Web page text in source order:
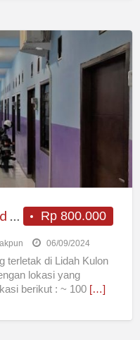
Rp 800.000
Kost Murah Full Furnished – Cozy Stay @ Kost Pak Pun !!
06/09/2024
terletak di Lidah Kulon
lokasi yang
berikut : ~ 100 […]